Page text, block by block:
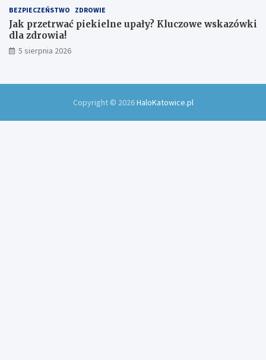
BEZPIECZEŃSTWO ZDROWIE
Jak przetrwać piekielne upały? Kluczowe wskazówki
dla zdrowia!
5 sierpnia 2026
Copyright © 2026HaloKatowice.pl